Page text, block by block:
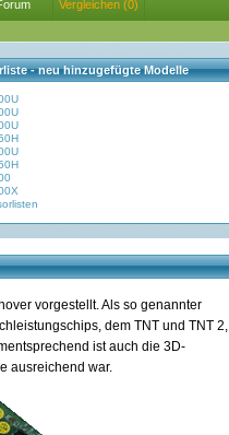
Vergleichen (0)
- neu hinzugefügte Modelle
vorgestellt. Als so genannter
dem TNT und TNT 2,
ist auch die 3D-
ausreichend war.